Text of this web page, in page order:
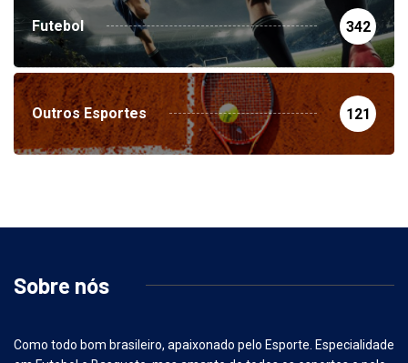
Futebol 342
Outros Esportes 121
Sobre nós
Como todo bom brasileiro, apaixonado pelo Esporte. Especialidade